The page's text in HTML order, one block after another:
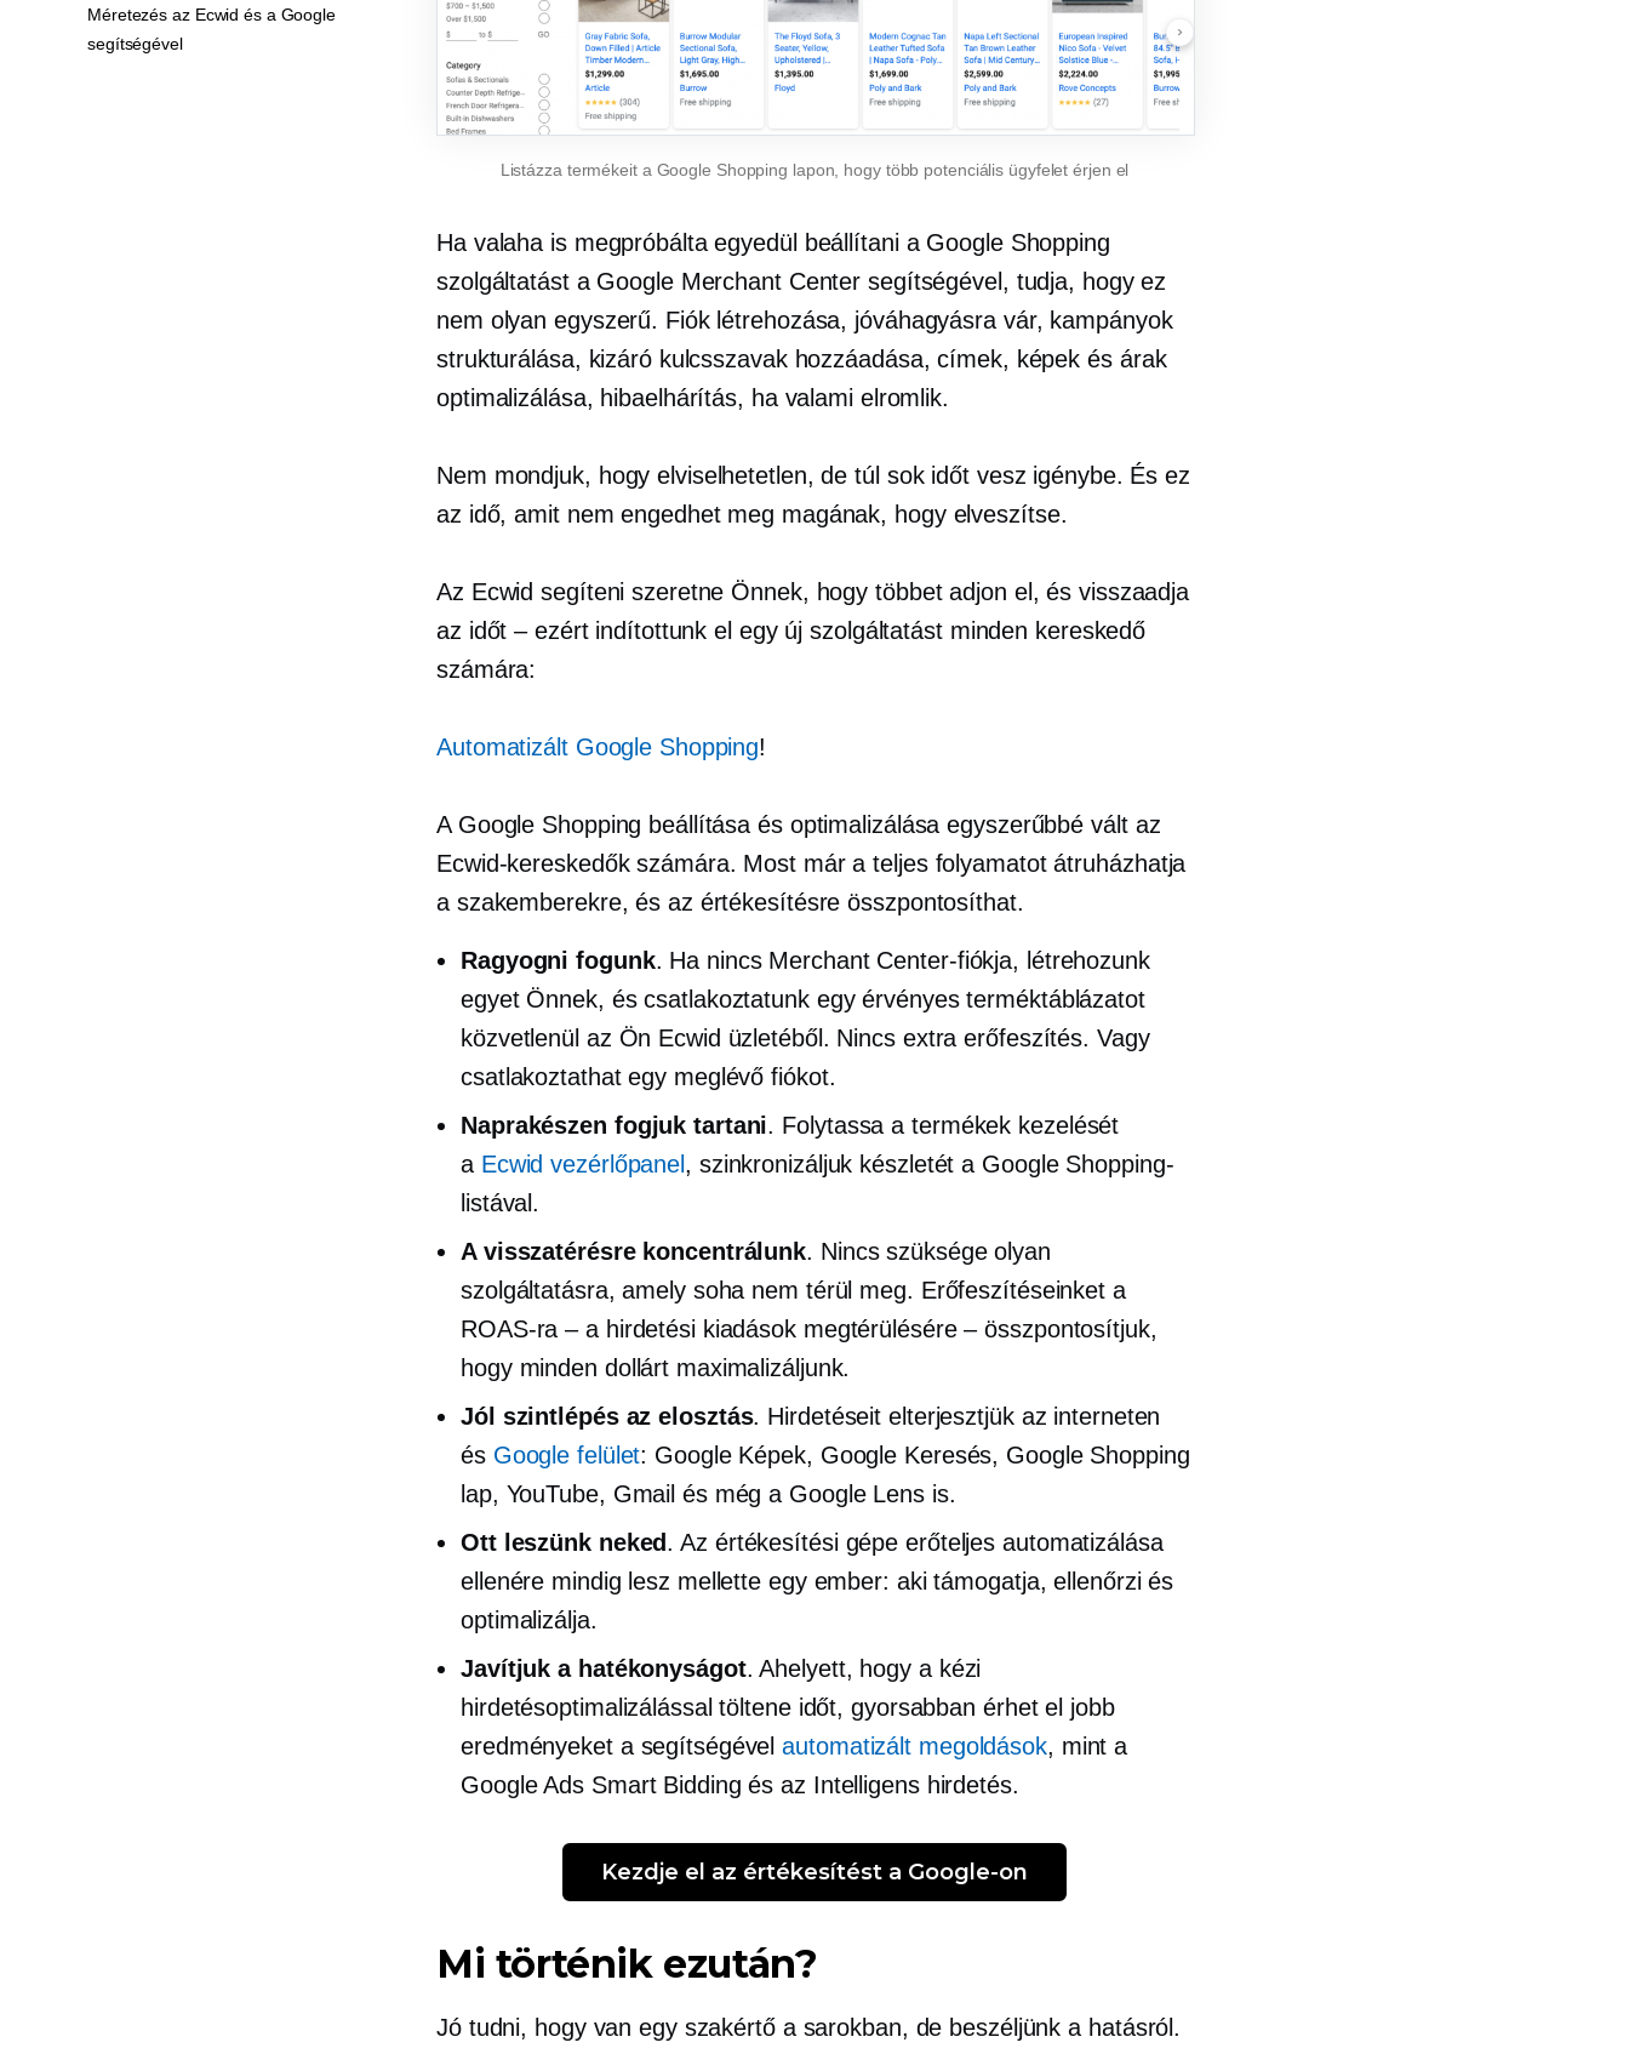
Listázza termékeit a Google Shopping lapon, hogy több potenciális ügyfelet érjen el
Ha valaha is megpróbálta egyedül beállítani a Google Shopping
szolgáltatást a Google Merchant Center segítségével, tudja, hogy ez
nem olyan egyszerű. Fiók létrehozása, jóváhagyásra vár, kampányok
strukturálása, kizáró kulcsszavak hozzáadása, címek, képek és árak
optimalizálása, hibaelhárítás, ha valami elromlik.
Nem mondjuk, hogy elviselhetetlen, de túl sok időt vesz igénybe. És ez
az idő, amit nem engedhet meg magának, hogy elveszítse.
Az Ecwid segíteni szeretne Önnek, hogy többet adjon el, és visszaadja
az időt – ezért indítottunk el egy új szolgáltatást minden kereskedő
számára:
Automatizált Google Shopping!
A Google Shopping beállítása és optimalizálása egyszerűbbé vált az
Ecwid-kereskedők számára. Most már a teljes folyamatot átruházhatja
a szakemberekre, és az értékesítésre összpontosíthat.
Ragyogni fogunk. Ha nincs Merchant Center-fiókja, létrehozunk
egyet Önnek, és csatlakoztatunk egy érvényes terméktáblázatot
közvetlenül az Ön Ecwid üzletéből. Nincs extra erőfeszítés. Vagy
csatlakoztathat egy meglévő fiókot.
Naprakészen fogjuk tartani. Folytassa a termékek kezelését
a Ecwid vezérlőpanel , szinkronizáljuk készletét a Google Shopping-
listával.
A visszatérésre koncentrálunk. Nincs szüksége olyan
szolgáltatásra, amely soha nem térül meg. Erőfeszítéseinket a
ROAS-ra – a hirdetési kiadások megtérülésére – összpontosítjuk,
hogy minden dollárt maximalizáljunk.
Jól szintlépésaz elosztás. Hirdetéseit elterjesztjük az interneten
és Google felület: Google Képek, Google Keresés, Google Shopping
lap, YouTube, Gmail és még a Google Lens is.
Ott leszünk neked. Az értékesítési gépe erőteljes automatizálása
ellenére mindig lesz mellette egy ember: aki támogatja, ellenőrzi és
optimalizálja.
Javítjuk a hatékonyságot. Ahelyett, hogy a kézi
hirdetésoptimalizálással töltene időt, gyorsabban érhet el jobb
eredményeket a segítségévelautomatizált megoldások, mint a
Google Ads Smart Bidding és az Intelligens hirdetés.
Kezdje el az értékesítést a Google-on
Mi történik ezután?
Jó tudni, hogy van egy szakértő a sarokban, de beszéljünk a hatásról.
Méretezés az Ecwid és a Google
segítségével